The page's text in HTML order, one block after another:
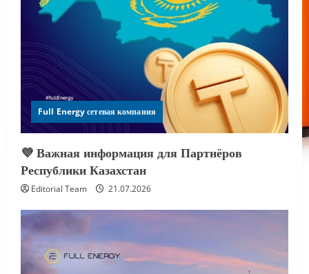
Full Energy сетевая компания
💜 Важная информация для Партнёров
Республики Казахстан
Editorial Team 21.07.2026